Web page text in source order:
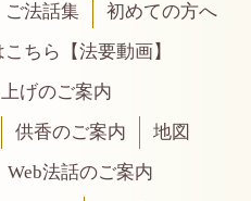
法話集
初めての方へ
ちら【法要動画】
げのご案内
供香のご案内
地図
Web法話のご案内